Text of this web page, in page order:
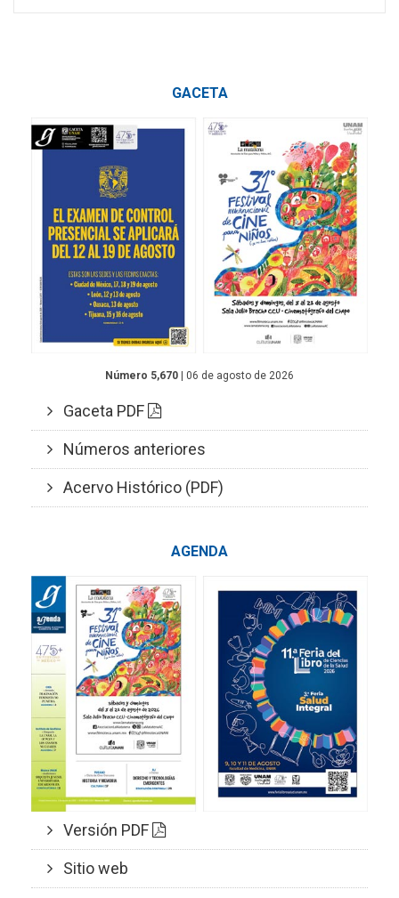
GACETA
Número 5,670 | 06 de agosto de 2026
Gaceta PDF
Números anteriores
Acervo Histórico (PDF)
AGENDA
Versión PDF
Sitio web